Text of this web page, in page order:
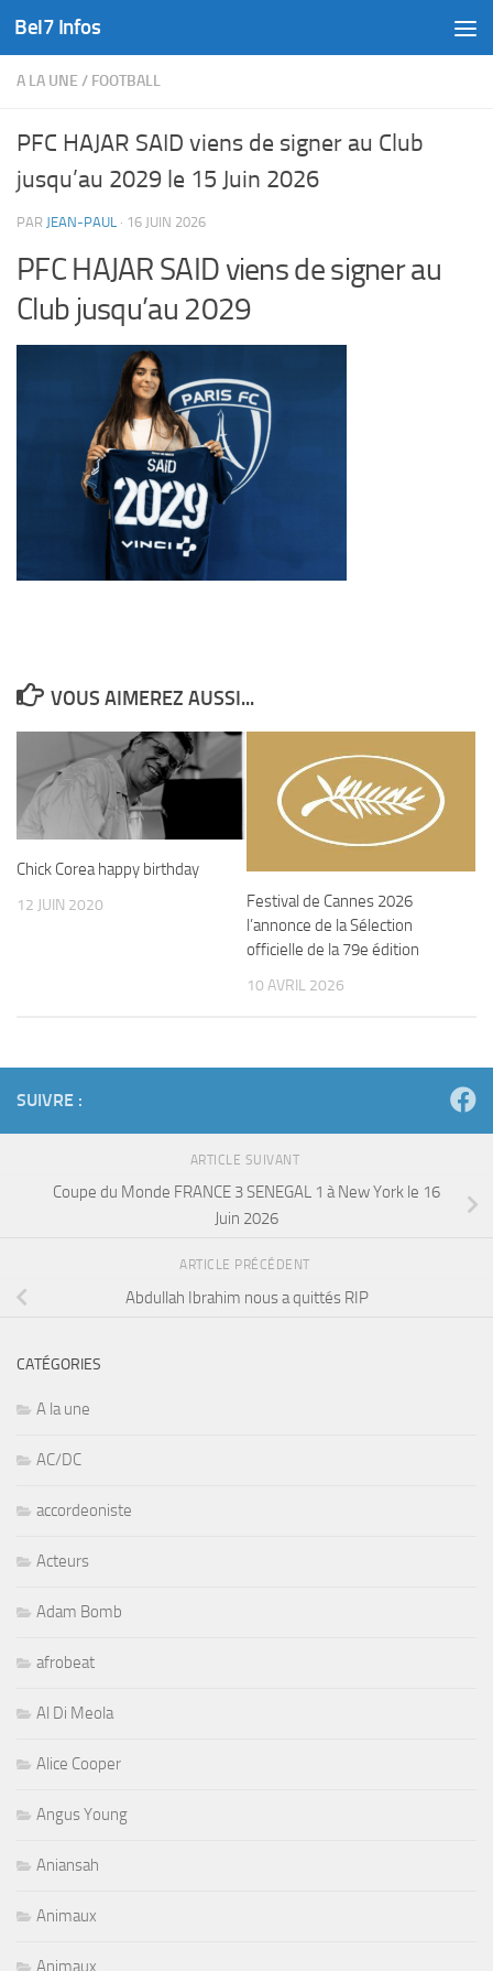
Skip to content
Bel7 Infos
A LA UNE / FOOTBALL
PFC HAJAR SAID viens de signer au Club
jusqu’au 2029 le 15 Juin 2026
PAR JEAN-PAUL · 16 JUIN 2026
PFC HAJAR SAID viens de signer au
Club jusqu’au 2029
VOUS AIMEREZ AUSSI...
Chick Corea happy birthday
12 JUIN 2020
Festival de Cannes 2026
l’annonce de la Sélection
officielle de la 79e édition
10 AVRIL 2026
SUIVRE :
ARTICLE SUIVANT
Coupe du Monde FRANCE 3 SENEGAL 1 à New York le 16
Juin 2026
ARTICLE PRÉCÉDENT
Abdullah Ibrahim nous a quittés RIP
CATÉGORIES
A la une
AC/DC
accordeoniste
Acteurs
Adam Bomb
afrobeat
Al Di Meola
Alice Cooper
Angus Young
Aniansah
Animaux
Animaux